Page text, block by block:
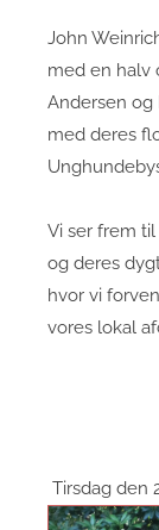
John
med en halv
Andersen og
med deres
Vi ser frem
og deres
hvor vi
vores lokal
Tirsdag den